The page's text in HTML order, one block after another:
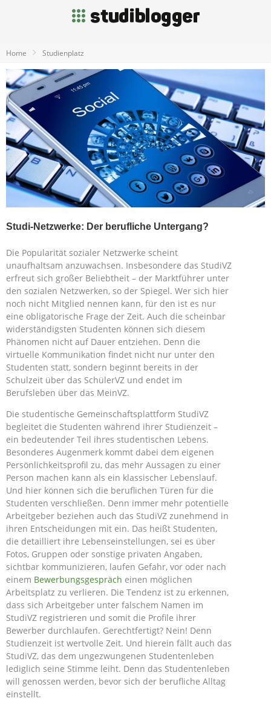
Home Studienplatz
Studi-Netzwerke: Der berufliche Untergang?
Die Popularität sozialer Netzwerke scheint
unaufhaltsam anzuwachsen. Insbesondere das StudiVZ
erfreut sich großer Beliebtheit – der Marktführer unter
den sozialen Netzwerken, so der Spiegel. Wer sich hier
noch nicht Mitglied nennen kann, für den ist es nur
eine obligatorische Frage der Zeit. Auch die scheinbar
widerständigsten Studenten können sich diesem
Phänomen nicht auf Dauer entziehen. Denn die
virtuelle Kommunikation findet nicht nur unter den
Studenten statt, sondern beginnt bereits in der
Schulzeit über das SchülerVZ und endet im
Berufsleben über das MeinVZ.
Die studentische Gemeinschaftsplattform StudiVZ
begleitet die Studenten während ihrer Studienzeit –
ein bedeutender Teil ihres studentischen Lebens.
Besonderes Augenmerk kommt dabei dem eigenen
Persönlichkeitsprofil zu, das mehr Aussagen zu einer
Person machen kann als ein klassischer Lebenslauf.
Und hier können sich die beruflichen Türen für die
Studenten verschließen. Denn immer mehr potentielle
Arbeitgeber beziehen auch das StudiVZ zunehmend in
ihren Entscheidungen mit ein. Das heißt Studenten,
die detailliert ihre Lebenseinstellungen, sei es über
Fotos, Gruppen oder sonstige privaten Angaben,
sichtbar kommunizieren, laufen Gefahr, vor oder nach
einem Bewerbungsgespräch einen möglichen
Arbeitsplatz zu verlieren. Die Tendenz ist zu erkennen,
dass sich Arbeitgeber unter falschem Namen im
StudiVZ registrieren und somit die Profile ihrer
Bewerber durchlaufen. Gerechtfertigt? Nein! Denn
Studienzeit ist wertvolle Zeit. Und hierein fällt auch das
StudiVZ, das dem ungezwungenen Studentenleben
lediglich seine Stimme leiht. Denn das Studentenleben
will genossen werden, bevor sich der berufliche Alltag
einstellt.